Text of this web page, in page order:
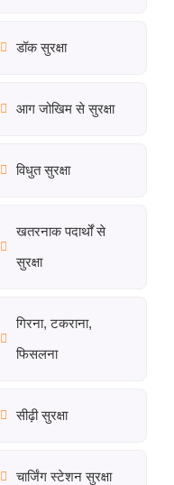
डॉक सुरक्षा
आग जोखिम से सुरक्षा
विधुत सुरक्षा
खतरनाक पदार्थों से
सुरक्षा
गिरना, टकराना,
फिसलना
सीढ़ी सुरक्षा
चार्जिंग स्टेशन सुरक्षा